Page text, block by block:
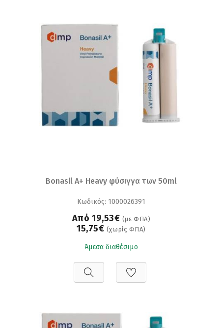
Bonasil A+ Heavy φύσιγγα των 50ml
Κωδικός: 1000026391
Από 19,53€ (με ΦΠΑ)
15,75€ (χωρίς ΦΠΑ)
Άμεσα διαθέσιμο